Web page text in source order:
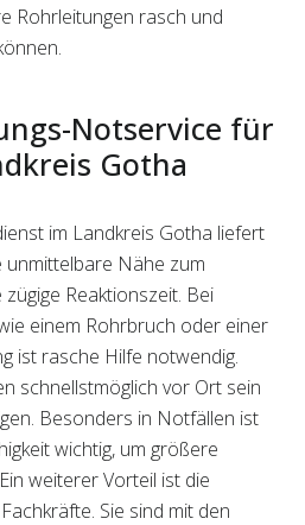
Rohrleitungen rasch und
Notservice für
Gotha
im Landkreis Gotha liefert
unmittelbare Nähe zum
Reaktionszeit. Bei
einem Rohrbruch oder einer
ist rasche Hilfe notwendig.
schnellstmöglich vor Ort sein
Besonders in Notfällen ist
wichtig, um größere
weiterer Vorteil ist die
Sie sind mit den